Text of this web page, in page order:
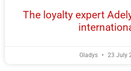
The loyalty expert
Gladys 23 July